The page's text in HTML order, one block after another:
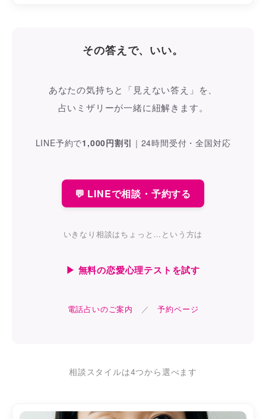
その答えで、いい。
あなたの気持ちと「見えない答え」を、
占いミザリーが一緒に紐解きます。
LINE予約で1,000円割引 ｜ 24時間受付・全国対応
💬 LINEで相談・予約する
いきなり相談はちょっと…という方は
▶ 無料の恋愛心理テストを試す
電話占いのご案内 ／予約ページ
相談スタイルは4つから選べます